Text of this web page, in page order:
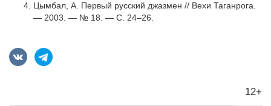
Цымбал, А. Первый русский джазмен // Вехи Таганрога.
— 2003. — № 18. — С. 24–26.
12+